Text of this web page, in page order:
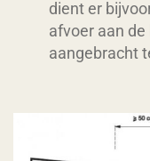
dient er
afvoer aan
aangebracht